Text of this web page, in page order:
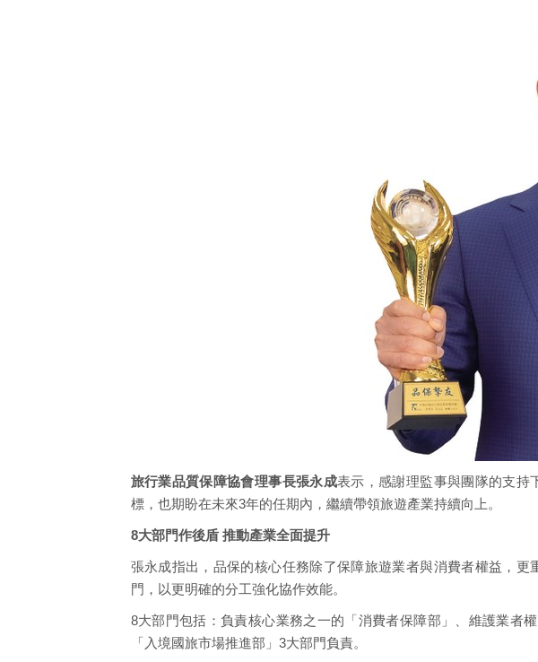
旅行業品質保障協會理事長張永成表示，感謝理監事與團隊的支持
標，也期盼在未來3年的任期內，繼續帶領旅遊產業持續向上。
8大部門作後盾 推動產業全面提升
張永成指出，品保的核心任務除了保障旅遊業者與消費者權益，
門，以更明確的分工強化協作效能。
8大部門包括：負責核心業務之一的「消費者保障部」、維護業者
「入境國旅市場推進部」3大部門負責。